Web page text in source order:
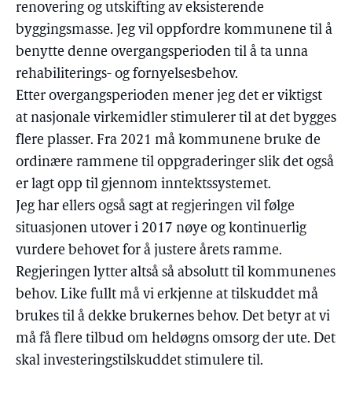
renovering og utskifting av eksisterende
byggingsmasse. Jeg vil oppfordre kommunene til å
benytte denne overgangsperioden til å ta unna
rehabiliterings- og fornyelsesbehov.
Etter overgangsperioden mener jeg det er viktigst
at nasjonale virkemidler stimulerer til at det bygges
flere plasser. Fra 2021 må kommunene bruke de
ordinære rammene til oppgraderinger slik det også
er lagt opp til gjennom inntektssystemet.
Jeg har ellers også sagt at regjeringen vil følge
situasjonen utover i 2017 nøye og kontinuerlig
vurdere behovet for å justere årets ramme.
Regjeringen lytter altså så absolutt til kommunenes
behov. Like fullt må vi erkjenne at tilskuddet må
brukes til å dekke brukernes behov. Det betyr at vi
må få flere tilbud om heldøgns omsorg der ute. Det
skal investeringstilskuddet stimulere til.